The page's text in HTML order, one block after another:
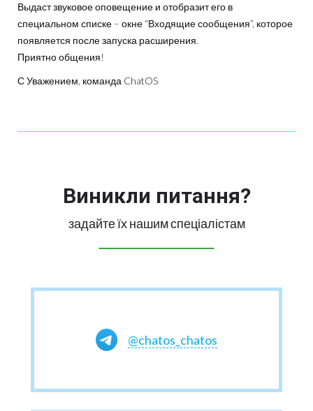
Выдаст звуковое оповещение и отобразит его в
специальном списке – окне “Входящие сообщения”, которое
появляется после запуска расширения.
Приятно общения!
С Уважением, команда ChatOS
Виникли питання?
задайте їх нашим спеціалістам
@chatos_chatos